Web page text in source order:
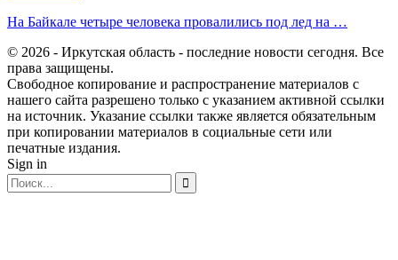
На Байкале четыре человека провалились под лед на …
© 2026 - Иркутская область - последние новости сегодня. Все
права защищены.
Свободное копирование и распространение материалов с
нашего сайта разрешено только с указанием активной ссылки
на источник. Указание ссылки также является обязательным
при копировании материалов в социальные сети или
печатные издания.
Sign in